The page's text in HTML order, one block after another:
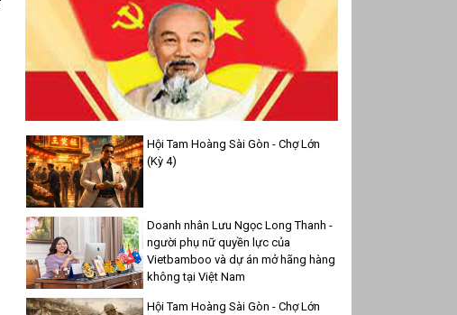
Hội Tam Hoàng Sài Gòn - Chợ Lớn
(Kỳ 4)
Doanh nhân Lưu Ngọc Long Thanh -
người phụ nữ quyền lực của
Vietbamboo và dự án mở hãng hàng
không tại Việt Nam
Hội Tam Hoàng Sài Gòn - Chợ Lớn